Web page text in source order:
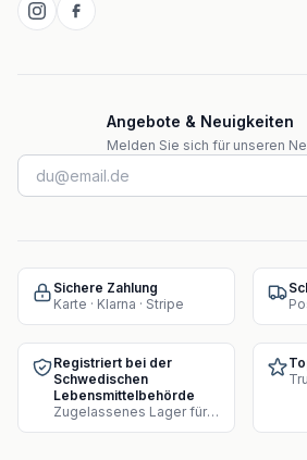
Angebote & Neuigkeiten
Melden Sie sich für unseren
Sichere Zahlung
Karte · Klarna · Stripe
Registriert bei der
Schwedischen
Lebensmittelbehörde
Zugelassenes Lager für Supplement-Verkauf